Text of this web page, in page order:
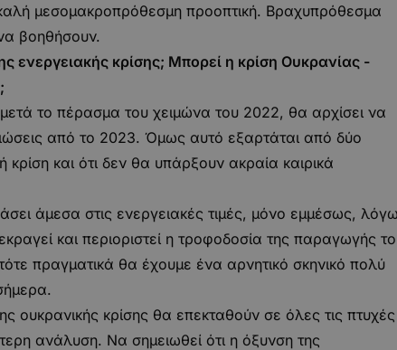
μεσομακροπρόθεσμη προοπτική. Βραχυπρόθεσμα
βοηθήσουν.
κρίσης; Μπορεί η κρίση Ουκρανίας -
το πέρασμα του χειμώνα του 2022, θα αρχίσει να
από το 2023. Όμως αυτό εξαρτάται από δύο
και ότι δεν θα υπάρξουν ακραία καιρικά
άμεσα στις ενεργειακές τιμές, μόνο εμμέσως,
και περιοριστεί η τροφοδοσία της παραγωγής
πραγματικά θα έχουμε ένα αρνητικό σκηνικό πολύ
ουκρανικής κρίσης θα επεκταθούν σε όλες τις πτυχές
ανάλυση. Να σημειωθεί ότι η όξυνση της